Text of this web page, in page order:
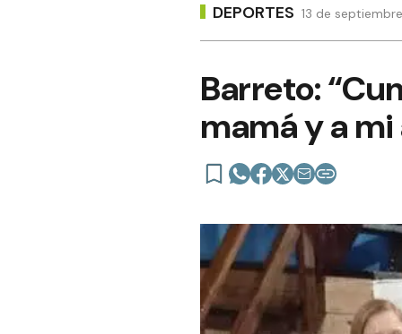
DEPORTES 13 de
Barreto:
mamá y a mi